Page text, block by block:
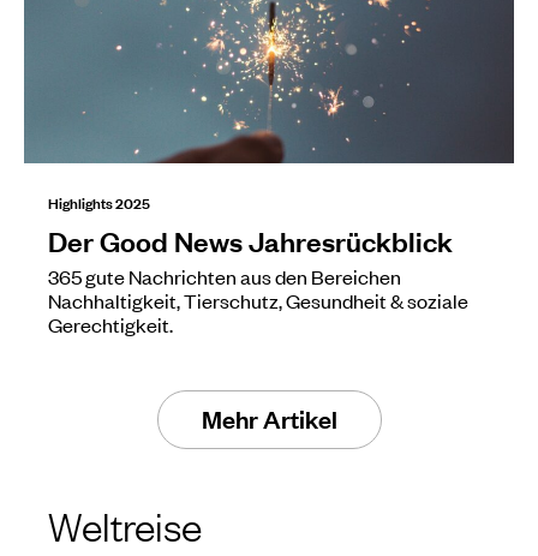
Highlights 2025
Der Good News Jahresrückblick
365 gute Nachrichten aus den Bereichen
Nachhaltigkeit, Tierschutz, Gesundheit & soziale
Gerechtigkeit.
Mehr Artikel
Weltreise